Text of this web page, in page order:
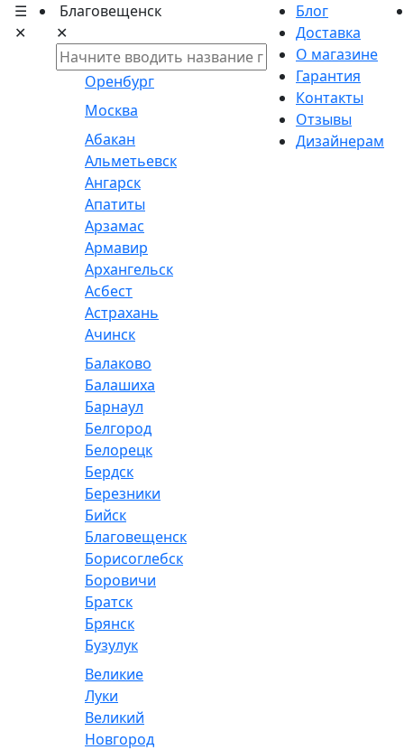
☰
✕
Благовещенск
✕
Оренбург
Москва
Абакан
Альметьевск
Ангарск
Апатиты
Арзамас
Армавир
Архангельск
Асбест
Астрахань
Ачинск
Балаково
Балашиха
Барнаул
Белгород
Белорецк
Бердск
Березники
Бийск
Благовещенск
Борисоглебск
Боровичи
Братск
Брянск
Бузулук
Великие
Луки
Великий
Новгород
Блог
Доставка
О магазине
Гарантия
Контакты
Отзывы
Дизайнерам